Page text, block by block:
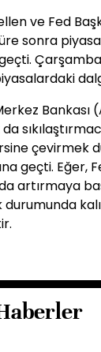
ve Fed
sonra
Bankası
da
çevirmek
geçti. Eğer,
artırmaya